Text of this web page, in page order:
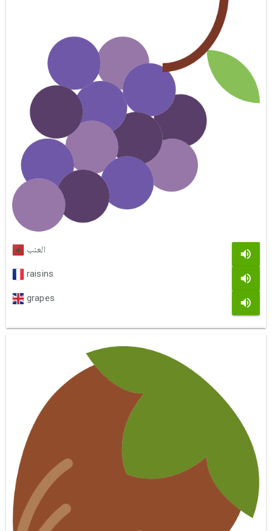
العنب
raisins
grapes